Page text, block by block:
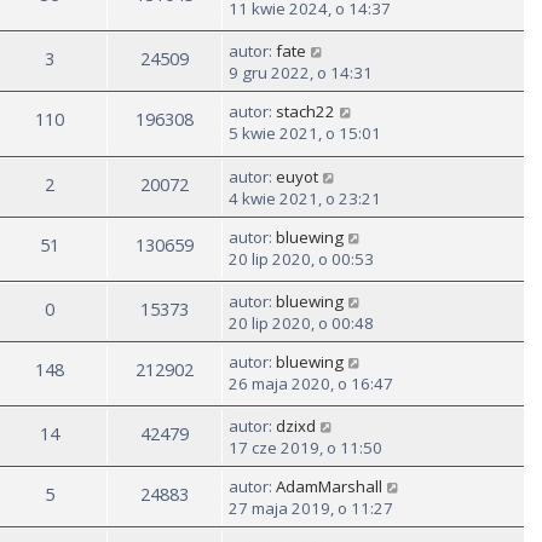
11 kwie 2024, o 14:37
3 24509 autor: fate
9 gru 2022, o 14:31
110 196308 autor: stach22
5 kwie 2021, o 15:01
2 20072 autor: euyot
4 kwie 2021, o 23:21
51 130659 autor: bluewing
20 lip 2020, o 00:53
0 15373 autor: bluewing
20 lip 2020, o 00:48
148 212902 autor: bluewing
26 maja 2020, o 16:47
14 42479 autor: dzixd
17 cze 2019, o 11:50
5 24883 autor: AdamMarshall
27 maja 2019, o 11:27